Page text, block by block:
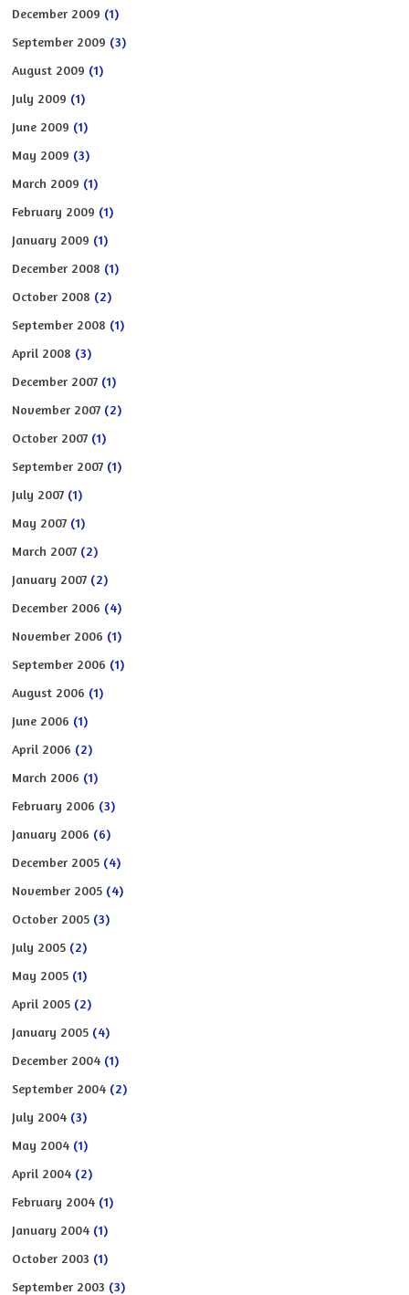
December 2009 (1)
September 2009 (3)
August 2009 (1)
July 2009 (1)
June 2009 (1)
May 2009 (3)
March 2009 (1)
February 2009 (1)
January 2009 (1)
December 2008 (1)
October 2008 (2)
September 2008 (1)
April 2008 (3)
December 2007 (1)
November 2007 (2)
October 2007 (1)
September 2007 (1)
July 2007 (1)
May 2007 (1)
March 2007 (2)
January 2007 (2)
December 2006 (4)
November 2006 (1)
September 2006 (1)
August 2006 (1)
June 2006 (1)
April 2006 (2)
March 2006 (1)
February 2006 (3)
January 2006 (6)
December 2005 (4)
November 2005 (4)
October 2005 (3)
July 2005 (2)
May 2005 (1)
April 2005 (2)
January 2005 (4)
December 2004 (1)
September 2004 (2)
July 2004 (3)
May 2004 (1)
April 2004 (2)
February 2004 (1)
January 2004 (1)
October 2003 (1)
September 2003 (3)